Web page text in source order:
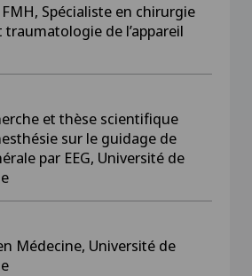
Spécialiste en chirurgie
de l’appareil
et thèse scientifique
sur le guidage de
par EEG, Université de
Médecine, Université de